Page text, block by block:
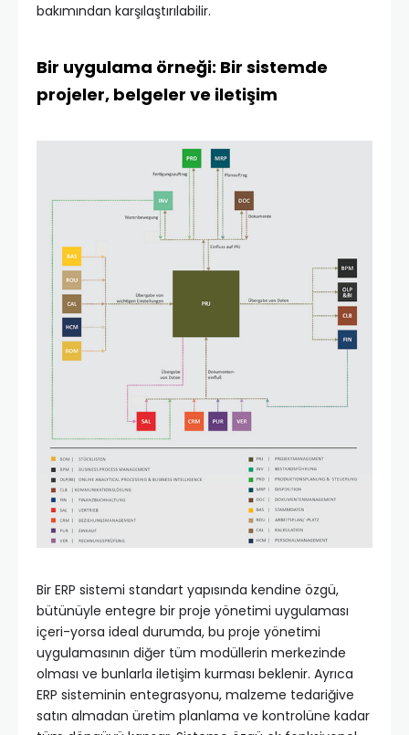
bakımından karşılaştırılabilir.
Bir uygulama örneği: Bir sistemde
projeler, belgeler ve iletişim
Bir ERP sistemi standart yapısında kendine özgü,
bütünüyle entegre bir proje yönetimi uygulaması
içeri-yorsa ideal durumda, bu proje yönetimi
uygulamasının diğer tüm modüllerin merkezinde
olması ve bunlarla iletişim kurması beklenir. Ayrıca
ERP sisteminin entegrasyonu, malzeme tedariğive
satın almadan üretim planlama ve kontrolüne kadar